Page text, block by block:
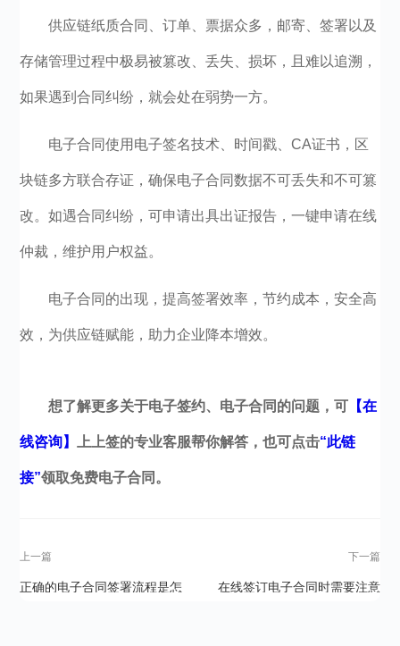
供应链纸质合同、订单、票据众多，邮寄、签署以及
存储管理过程中极易被篡改、丢失、损坏，且难以追溯，
如果遇到合同纠纷，就会处在弱势一方。
电子合同使用电子签名技术、时间戳、CA证书，区
块链多方联合存证，确保电子合同数据不可丢失和不可篡
改。如遇合同纠纷，可申请出具出证报告，一键申请在线
仲裁，维护用户权益。
电子合同的出现，提高签署效率，节约成本，安全高
效，为供应链赋能，助力企业降本增效。
想了解更多关于电子签约、电子合同的问题，可 【在
线咨询】 上上签的专业客服帮你解答，也可点击“此链
接”领取免费电子合同。
上一篇
正确的电子合同签署流程是怎
下一篇
在线签订电子合同时需要注意